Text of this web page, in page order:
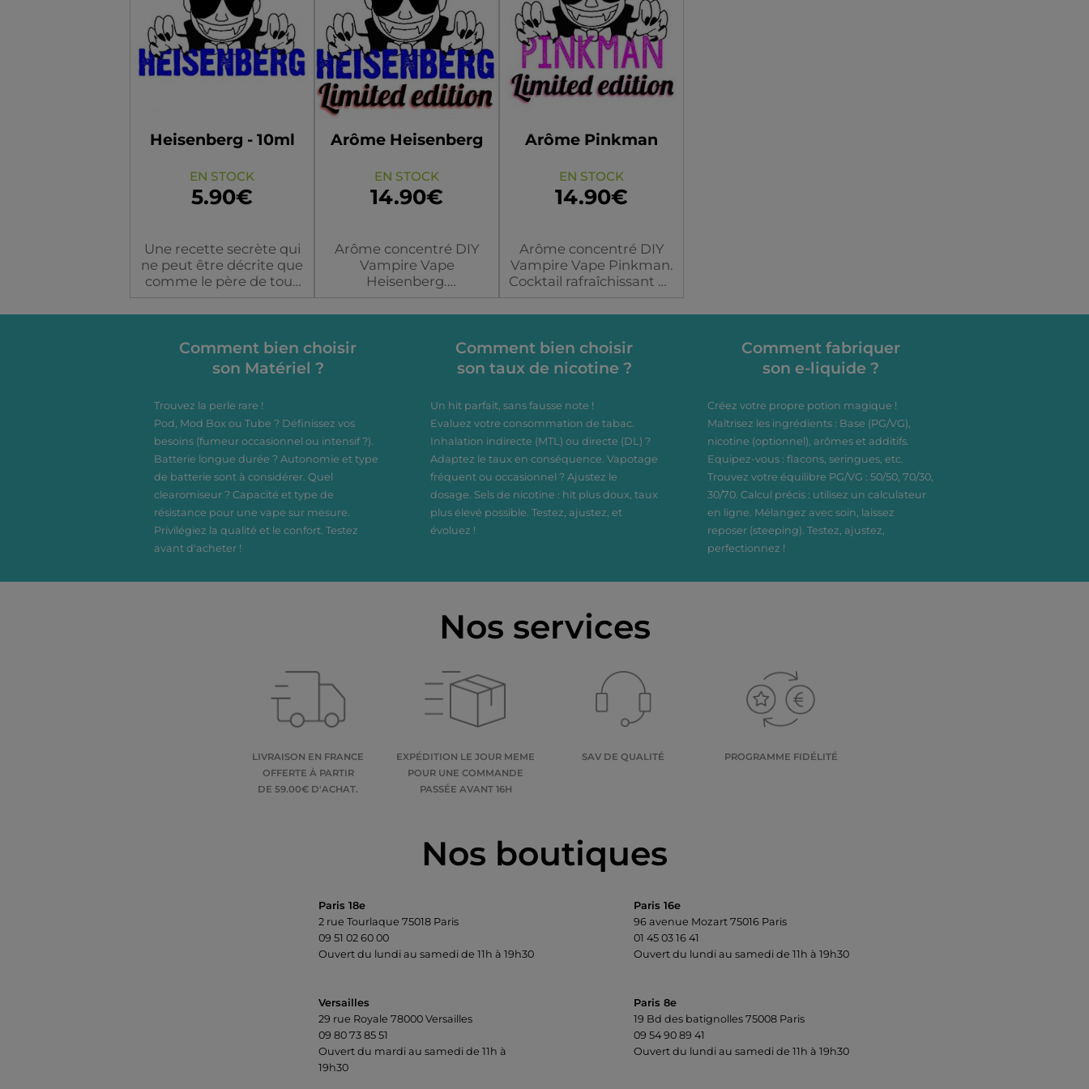
Dosage
En version Sel de
Nicotine,
Disponible en 10 et
20mg
Dosage Dosage
Flacon
Dosage
Heisenberg - 10ml
EN STOCK
5.90€
Une recette secrète qui
ne peut être décrite que
comme le père de tous
les all day. Une nuance
fruitée et fraiche comme
un gout de : "reviens-y !"
Dosage
Arôme Heisenberg
EN STOCK
14.90€
Arôme concentré DIY
Vampire Vape
Heisenberg.
La recette est tenue
secrète. Eliquide frais et
Flacon
Dosage
Arôme Pinkman
EN STOCK
14.90€
Arôme concentré DIY
Vampire Vape Pinkman.
Cocktail rafraîchissant de
citron, pamplemousse et
d'orange.
Comment bien choisir
son Matériel ?
Trouvez la perle rare !
Pod, Mod Box ou Tube ? Définissez vos
besoins (fumeur occasionnel ou intensif ?).
Batterie longue durée ? Autonomie et type
de batterie sont à considérer. Quel
clearomiseur ? Capacité et type de
résistance pour une vape sur mesure.
Privilégiez la qualité et le confort. Testez
avant d'acheter !
Comment bien choisir
son taux de nicotine ?
Un hit parfait, sans fausse note !
Evaluez votre consommation de tabac.
Inhalation indirecte (MTL) ou directe (DL) ?
Adaptez le taux en conséquence. Vapotage
fréquent ou occasionnel ? Ajustez le
dosage. Sels de nicotine : hit plus doux, taux
plus élevé possible. Testez, ajustez, et
évoluez !
Comment fabriquer
son e-liquide ?
Créez votre propre potion magique !
Maîtrisez les ingrédients : Base (PG/VG),
nicotine (optionnel), arômes et additifs.
Equipez-vous : flacons, seringues, etc.
Trouvez votre équilibre PG/VG : 50/50, 70/30,
30/70. Calcul précis : utilisez un calculateur
en ligne. Mélangez avec soin, laissez
reposer (steeping). Testez, ajustez,
perfectionnez !
Nos services
LIVRAISON EN FRANCE
OFFERTE À PARTIR
DE 59.00€ D'ACHAT.
EXPÉDITION LE JOUR MEME
POUR UNE COMMANDE
PASSÉE AVANT 16H
SAV DE QUALITÉ PROGRAMME FIDÉLITÉ
Nos boutiques
Paris 18e
2 rue Tourlaque 75018 Paris
09 51 02 60 00
Ouvert du lundi au samedi de 11h à 19h30
Versailles
29 rue Royale 78000 Versailles
09 80 73 85 51
Ouvert du mardi au samedi de 11h à
19h30
Paris 16e
96 avenue Mozart 75016 Paris
01 45 03 16 41
Ouvert du lundi au samedi de 11h à 19h30
Paris 8e
19 Bd des batignolles 75008 Paris
09 54 90 89 41
Ouvert du lundi au samedi de 11h à 19h30